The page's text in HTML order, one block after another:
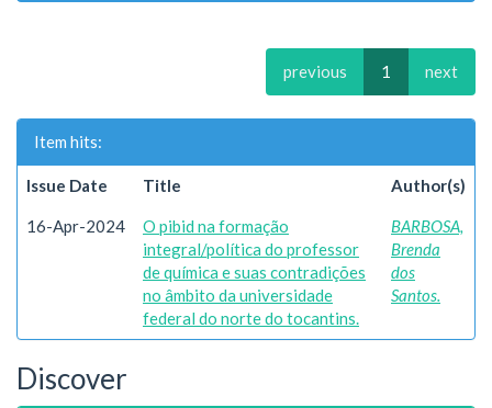
previous 1 next
Item hits:
Issue Date Title Author(s)
16-Apr-2024
O pibid na formação
integral/política do professor
de química e suas contradições
no âmbito da universidade
federal do norte do tocantins.
BARBOSA,
Brenda
dos
Santos.
Discover